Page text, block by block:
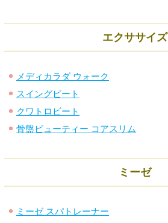
エクササイズ
メディカラダ ウォーク
スイングビート
クワトロビート
骨盤ビューティー コアスリム
ミーゼ
ミーゼ スパトレーナー